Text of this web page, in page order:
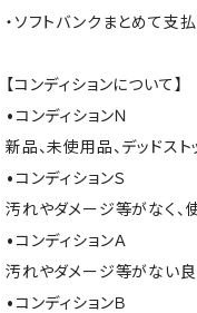
・ソフトバンクまとめて支
【コンディションについて】
•コンディションＮ
新品、未使用品、デッドスト
•コンディションＳ
汚れやダメージ等がなく
•コンディションＡ
汚れやダメージ等がない良
•コンディションＢ